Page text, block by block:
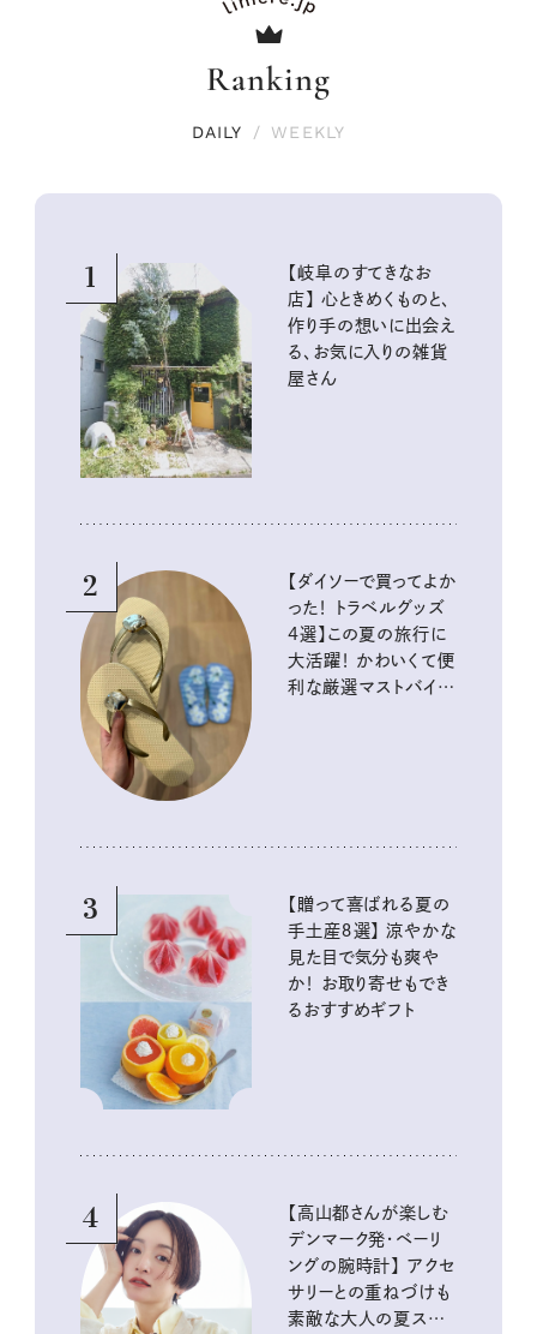
Ranking
DAILY / WEEKLY
1
【岐阜のすてきなお
店】 心ときめくものと、
作り手の想いに出会え
る、お気に入りの雑貨
屋さん
2
【ダイソーで買ってよか
った！ トラベルグッズ
4選】この夏の旅行に
大活躍！ かわいくて便
利な厳選マストバイア
3
【贈って喜ばれる夏の
手土産８選】 涼やかな
見た目で気分も爽や
か！ お取り寄せもでき
るおすすめギフト
4
【高山都さんが楽しむ
デンマーク発・ベーリ
ングの腕時計】 アクセ
サリーとの重ねづけも
素敵な大人の夏スタイ